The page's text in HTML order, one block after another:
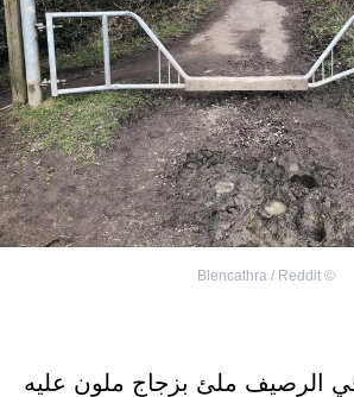
©
Blencathra / Reddit
الرصيف ملئ بزجاج ملون عليه